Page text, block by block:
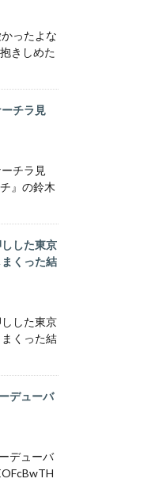
ったよな
きしめた
チラ見
チラ見
』の鈴木
した東京
くった結
した東京
くった結
デューバ
デューバ